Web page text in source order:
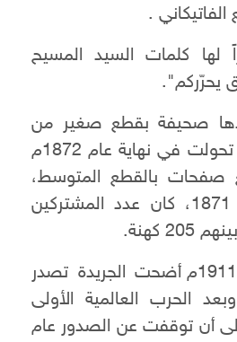
.
كلمات السيد المسيح
يحرّركم".
صحيفة بقطع صغير من
ثماني صفحات، ثم تحولت في نهاية عام 1872م
صفحات بالقطع المتوسط،
وفي كانون الثاني 1871، كان عدد المشتركين
وفي مطلع عام 1911م أضحت الجريدة تصدر
الحرب العالمية الأولى
أن توقفت عن الصدور عام